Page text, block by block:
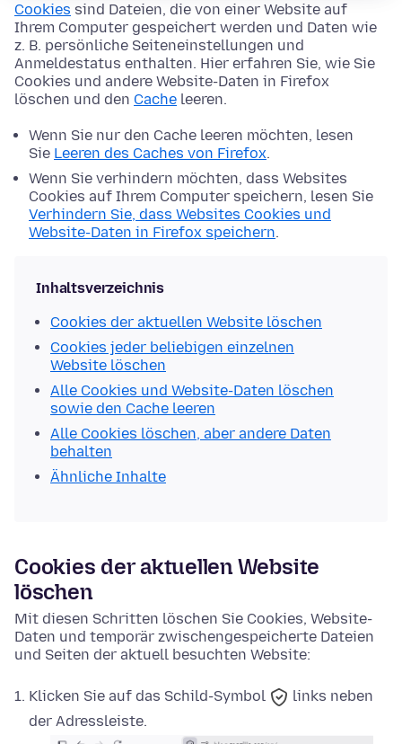
Cookies sind Dateien, die von einer Website auf
Ihrem Computer gespeichert werden und Daten wie
z. B. persönliche Seiteneinstellungen und
Anmeldestatus enthalten. Hier erfahren Sie, wie Sie
Cookies und andere Website-Daten in Firefox
löschen und den Cache leeren.
Wenn Sie nur den Cache leeren möchten, lesen
Sie Leeren des Caches von Firefox.
Wenn Sie verhindern möchten, dass Websites
Cookies auf Ihrem Computer speichern, lesen Sie
Verhindern Sie, dass Websites Cookies und
Website-Daten in Firefox speichern.
Inhaltsverzeichnis
Cookies der aktuellen Website löschen
Cookies jeder beliebigen einzelnen
Website löschen
Alle Cookies und Website-Daten löschen
sowie den Cache leeren
Alle Cookies löschen, aber andere Daten
behalten
Ähnliche Inhalte
Cookies der aktuellen Website
löschen
Mit diesen Schritten löschen Sie Cookies, Website-
Daten und temporär zwischengespeicherte Dateien
und Seiten der aktuell besuchten Website:
Klicken Sie auf das Schild-Symbol
links neben
der Adressleiste.